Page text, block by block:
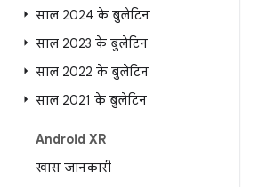
साल 2024 के बुलेटिन
साल 2023 के बुलेटिन
साल 2022 के बुलेटिन
साल 2021 के बुलेटिन
Android XR
खास जानकारी